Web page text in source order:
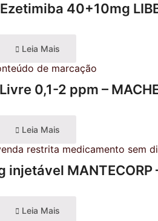
40+10mg
Leia Mais
0,1-2 ppm –
Leia Mais
MANTECORP
Leia Mais